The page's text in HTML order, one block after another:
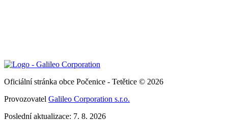
Oficiální stránka obce Počenice - Tetětice © 2026
Provozovatel Galileo Corporation s.r.o.
Poslední aktualizace: 7. 8. 2026